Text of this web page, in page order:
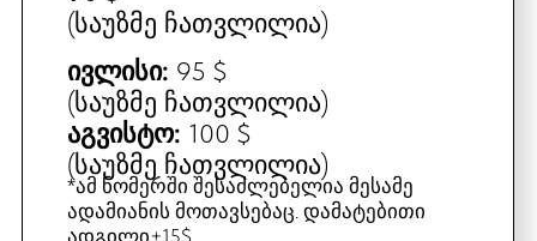
სტანდარტული
ორადგილიანი
განცაკლევებული